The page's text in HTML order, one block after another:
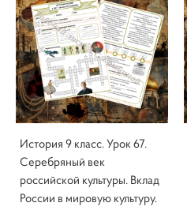
История 9 класс. Урок 67.
Серебряный век
российской культуры. Вклад
России в мировую культуру.